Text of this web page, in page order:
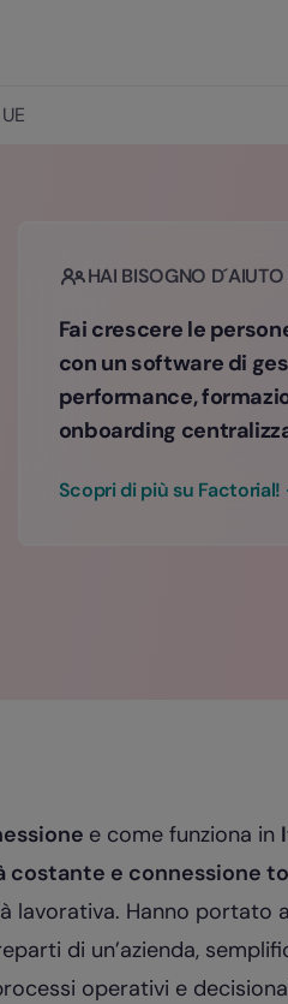
HAI BISOGNO
Fai crescere le
con un software di
performance,
onboarding
Scopri di più su Factorial!
e come funziona in
costante e connessione
lavorativa. Hanno portato
di un’azienda,
operativi e